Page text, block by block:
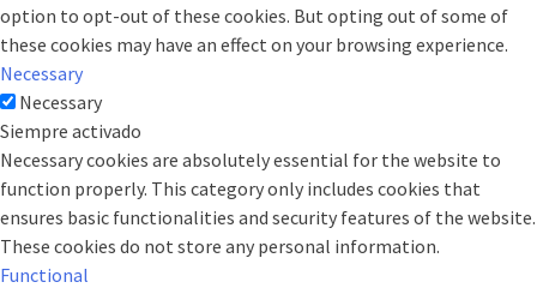
option to opt-out of these cookies. But opting out of some of
these cookies may have an effect on your browsing experience.
Necessary
Necessary
Siempre activado
Necessary cookies are absolutely essential for the website to
function properly. This category only includes cookies that
ensures basic functionalities and security features of the website.
These cookies do not store any personal information.
Functional